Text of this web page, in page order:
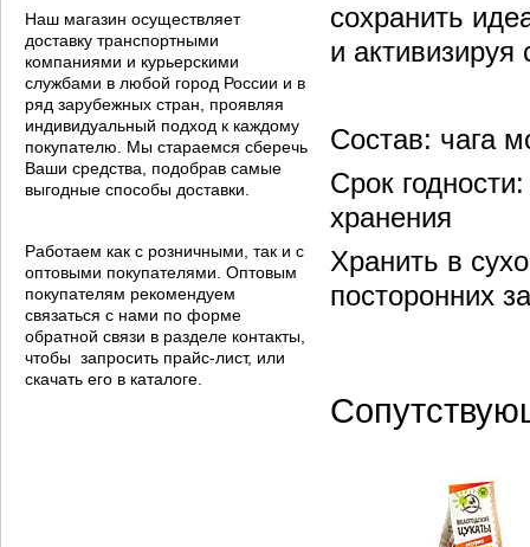
Наш магазин осуществляет
доставку транспортными
компаниями и курьерскими
службами в любой город России и в
ряд зарубежных стран, проявляя
индивидуальный подход к каждому
покупателю. Мы стараемся сберечь
Ваши средства, подобрав самые
выгодные способы доставки.
Работаем как с розничными, так и с
оптовыми покупателями. Оптовым
покупателям рекомендуем
связаться с нами по форме
обратной связи в разделе контакты,
чтобы запросить прайс-лист, или
скачать его в каталоге.
сохранить
и
Состав: чага
Срок
хранения
Хранить в
посторонних